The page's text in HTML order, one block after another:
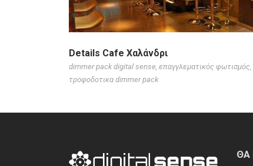
Details Cafe Χαλάνδρι
dimmer pack digital sense επαγγλεματικός φωτισμός
τροφοδοτικα dimmer pack
ΘΑ